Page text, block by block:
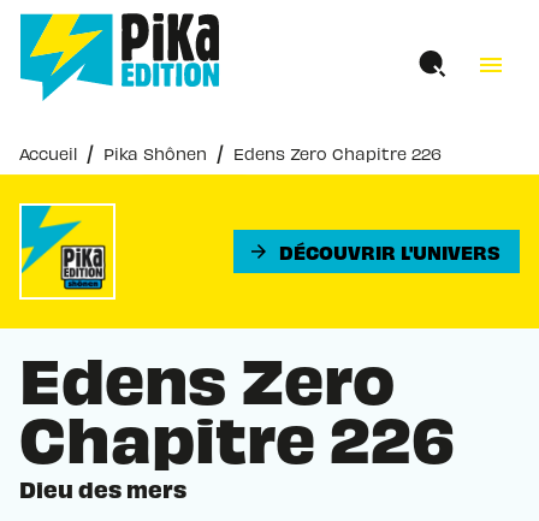
MENU RECHERCHE
PIED DE PAGE
menu
Accueil / Pika Shônen / Edens Zero Chapitre 226
arrow_forward DÉCOUVRIR L'UNIVERS
Edens Zero
Chapitre 226
Dieu des mers